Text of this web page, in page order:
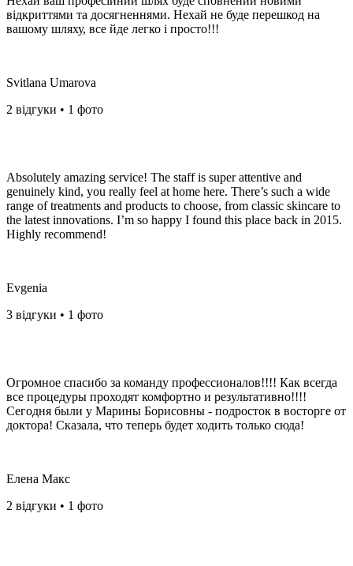
відкриттями та досягненнями. Нехай не буде перешкод на
вашому шляху, все йде легко і просто!!!️
Svitlana Umarova
2 відгуки • 1 фото
Absolutely amazing service! The staff is super attentive and
genuinely kind, you really feel at home here. There’s such a wide
range of treatments and products to choose, from classic skincare to
the latest innovations. I’m so happy I found this place back in 2015.
Highly recommend!️
Evgenia
3 відгуки • 1 фото
Огромное спасибо за команду профессионалов!!!! Как всегда
все процедуры проходят комфортно и результативно!!!!
Сегодня были у Марины Борисовны - подросток в восторге от
доктора! Сказала, что теперь будет ходить только сюда!️
Елена Макс
2 відгуки • 1 фото